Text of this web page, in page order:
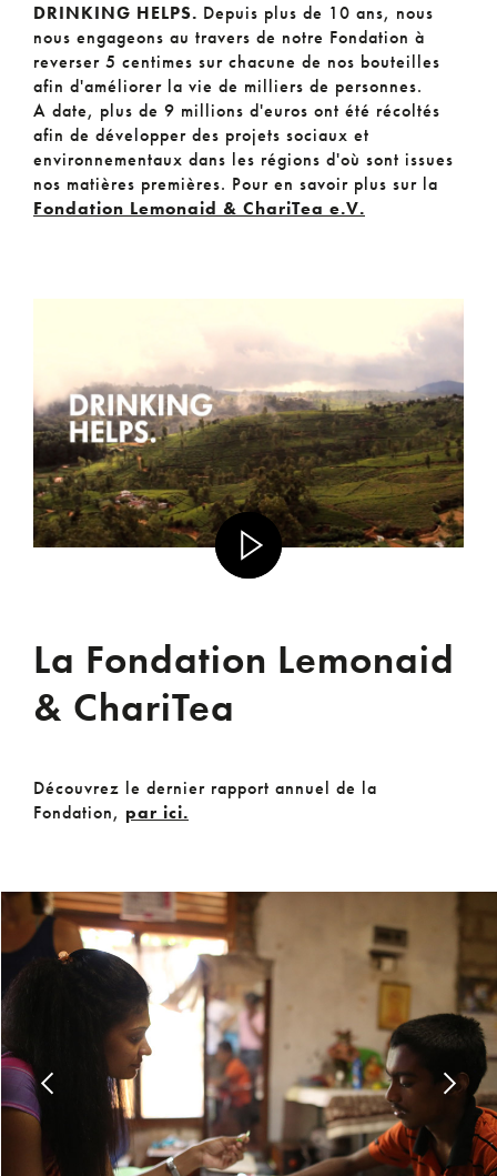
DRINKING HELPS. Depuis plus de 10 ans, nous
nous engageons au travers de notre Fondation à
reverser 5 centimes sur chacune de nos bouteilles
afin d'améliorer la vie de milliers de personnes.
A date, plus de 9 millions d'euros ont été récoltés
afin de développer des projets sociaux et
environnementaux dans les régions d'où sont issues
nos matières premières. Pour en savoir plus sur la
Fondation Lemonaid & ChariTea e.V.
La Fondation Lemonaid
& ChariTea
Découvrez le dernier rapport annuel de la
Fondation, par ici.